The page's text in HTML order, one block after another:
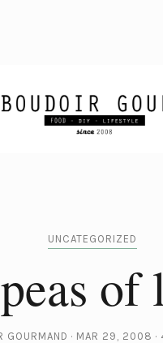
UNCATEGORIZED
of
GOURMAND MAR 29, 2008